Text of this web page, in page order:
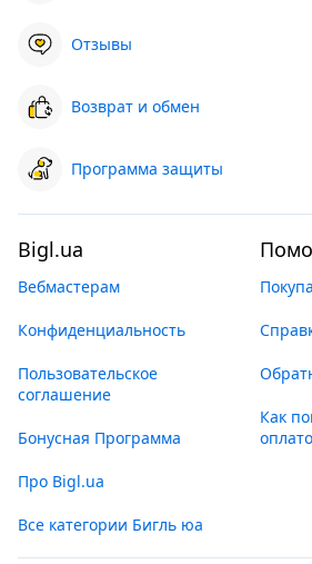
Отзывы
Возврат и обмен
Программа защиты
Bigl.ua
Вебмастерам
Конфиденциальность
Пользовательское
соглашение
Бонусная Программа
Про Bigl.ua
Все категории Бигль юа
Как